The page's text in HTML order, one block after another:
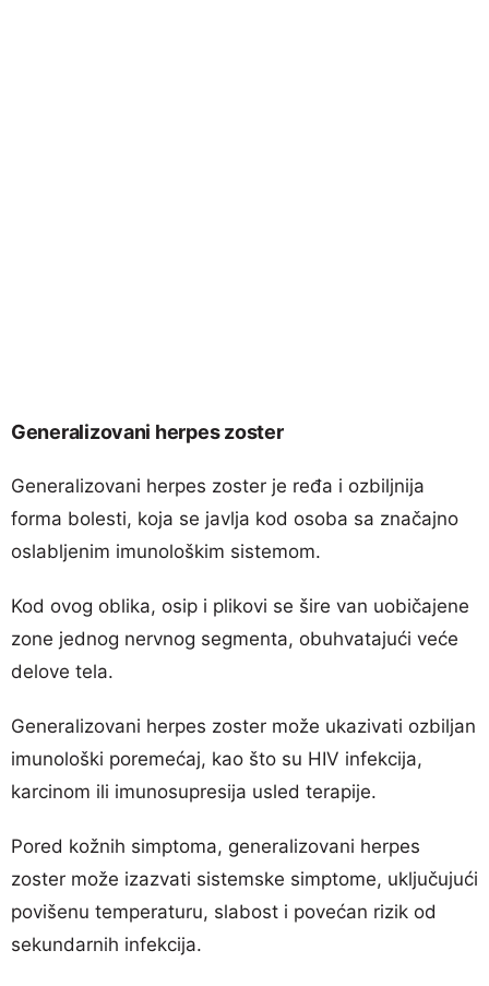
Generalizovani herpes zoster
Generalizovani herpes zoster je ređa i ozbiljnija
forma bolesti, koja se javlja kod osoba sa značajno
oslabljenim imunološkim sistemom.
Kod ovog oblika, osip i plikovi se šire van uobičajene
zone jednog nervnog segmenta, obuhvatajući veće
delove tela.
Generalizovani herpes zoster može ukazivati ozbiljan
imunološki poremećaj, kao što su HIV infekcija,
karcinom ili imunosupresija usled terapije.
Pored kožnih simptoma, generalizovani herpes
zoster može izazvati sistemske simptome, uključujući
povišenu temperaturu, slabost i povećan rizik od
sekundarnih infekcija.